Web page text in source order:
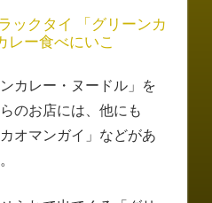
ックタイ 「グリーンカ
レー食べにいこ
カレー・ヌードル」を
のお店には、他にも
オマンガイ」などがあ